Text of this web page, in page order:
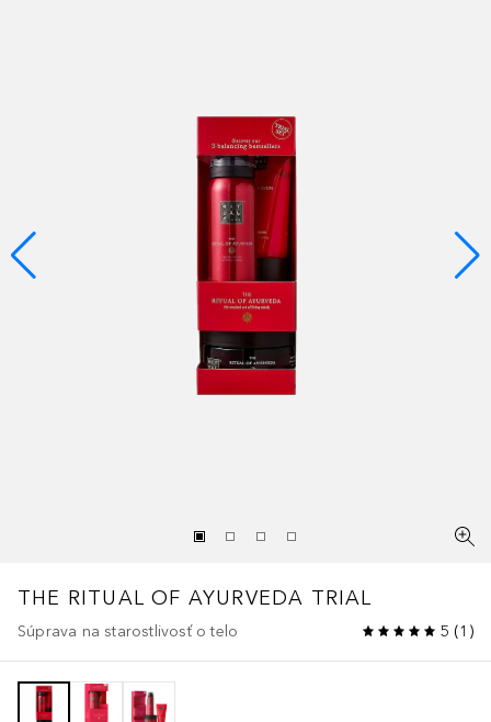
THE RITUAL OF AYURVEDA TRIAL
Súprava na starostlivosť o telo 5 (1 )